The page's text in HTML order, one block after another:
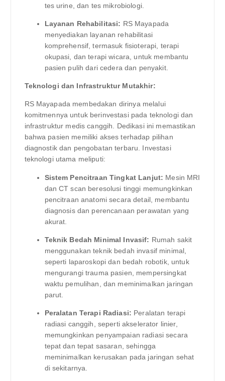
tes urine, dan tes mikrobiologi.
Layanan Rehabilitasi: RS Mayapada
menyediakan layanan rehabilitasi
komprehensif, termasuk fisioterapi, terapi
okupasi, dan terapi wicara, untuk membantu
pasien pulih dari cedera dan penyakit.
Teknologi dan Infrastruktur Mutakhir:
RS Mayapada membedakan dirinya melalui
komitmennya untuk berinvestasi pada teknologi dan
infrastruktur medis canggih. Dedikasi ini memastikan
bahwa pasien memiliki akses terhadap pilihan
diagnostik dan pengobatan terbaru. Investasi
teknologi utama meliputi:
Sistem Pencitraan Tingkat Lanjut: Mesin MRI
dan CT scan beresolusi tinggi memungkinkan
pencitraan anatomi secara detail, membantu
diagnosis dan perencanaan perawatan yang
akurat.
Teknik Bedah Minimal Invasif: Rumah sakit
menggunakan teknik bedah invasif minimal,
seperti laparoskopi dan bedah robotik, untuk
mengurangi trauma pasien, mempersingkat
waktu pemulihan, dan meminimalkan jaringan
parut.
Peralatan Terapi Radiasi: Peralatan terapi
radiasi canggih, seperti akselerator linier,
memungkinkan penyampaian radiasi secara
tepat dan tepat sasaran, sehingga
meminimalkan kerusakan pada jaringan sehat
di sekitarnya.